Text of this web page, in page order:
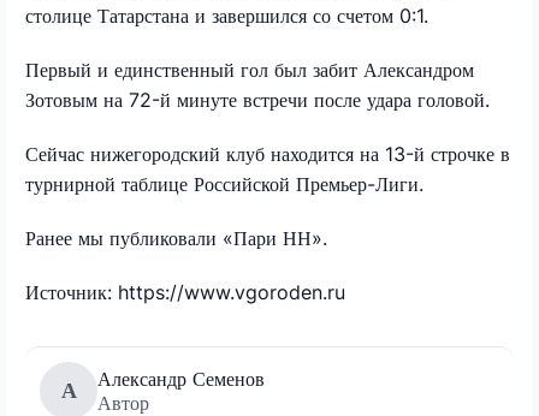
столице Татарстана и завершился со счетом 0:1.
Первый и единственный гол был забит Александром
Зотовым на 72-й минуте встречи после удара головой.
Сейчас нижегородский клуб находится на 13-й строчке в
турнирной таблице Российской Премьер-Лиги.
Ранее мы публиковали «Пари НН».
Источник: https://www.vgoroden.ru
А
Александр Семенов
Автор